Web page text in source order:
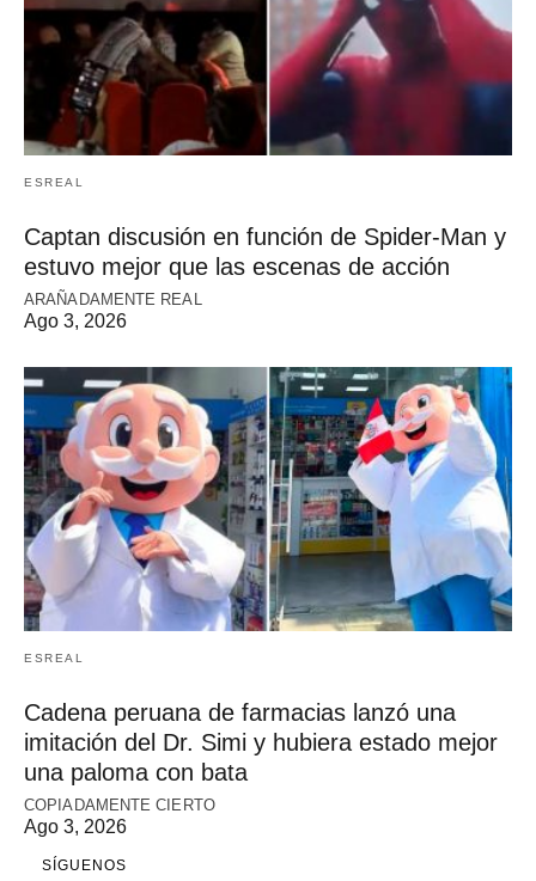
ESREAL
Captan discusión en función de Spider-Man y
estuvo mejor que las escenas de acción
ARAÑADAMENTE REAL
Ago 3, 2026
ESREAL
Cadena peruana de farmacias lanzó una
imitación del Dr. Simi y hubiera estado mejor
una paloma con bata
COPIADAMENTE CIERTO
Ago 3, 2026
SÍGUENOS